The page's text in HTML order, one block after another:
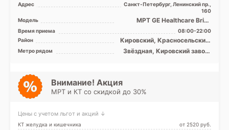
Адрес
Санкт-Петербург, Ленинский пр.,
160
Модель
МРТ GE Healthcare Brivo
MR355 1.5Т закрытый тип,
КТ GЕ Optima CT 520 1 ...
Время приема
08:00-22:00
Район
Кировский, Красносельский,
Колпинский, Московский,
Пушкинский, Лен. область
Метро рядом
Звёздная, Кировский завод,
Проспект Славы, Дунайская,
Шушары, Юго-Западная,
Внимание! Акция
МРТ и КТ со скидкой до 30%
Цены с учетом льгот и акций ↓
КТ желудка и кишечника от 2520 pуб.